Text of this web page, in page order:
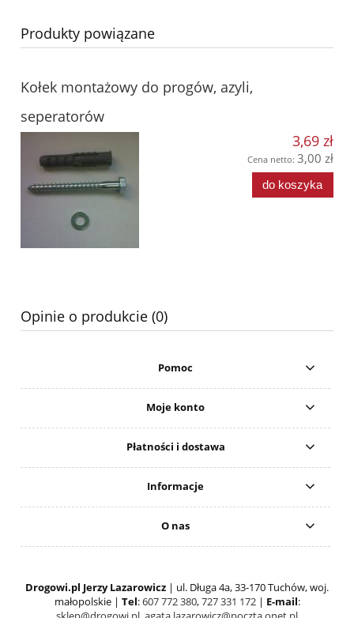
Produkty powiązane
Kołek montażowy do progów, azyli,
seperatorów
3,69 zł
Cena netto: 3,00 zł
do koszyka
Opinie o produkcie (0)
Pomoc
Moje konto
Płatności i dostawa
Informacje
O nas
Drogowi.pl Jerzy Lazarowicz | ul. Długa 4a, 33-170 Tuchów, woj.
małopolskie | Tel:607 772 380,727 331 172| E-mail: